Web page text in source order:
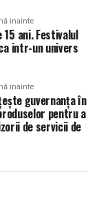
inainte
15 ani. Festivalul
intr-un univers
inainte
guvernanța în
pentru a
de servicii de